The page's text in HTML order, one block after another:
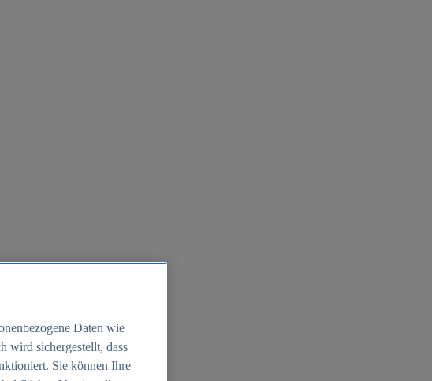
Daten wie
wird sichergestellt, dass
Sie können Ihre